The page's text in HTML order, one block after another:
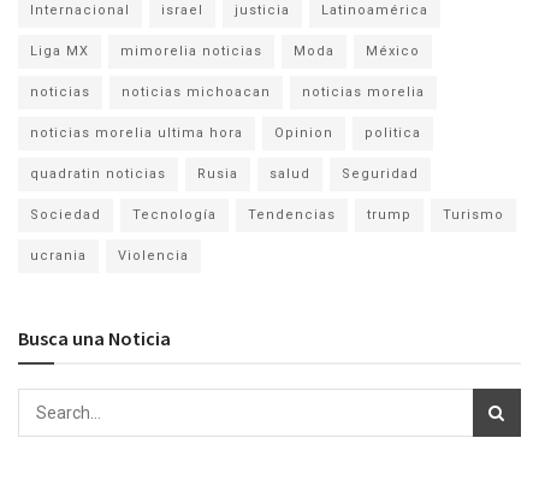
Internacional israel justicia Latinoamérica
Liga MX mimorelia noticias Moda México
noticias noticias michoacan noticias morelia
noticias morelia ultima hora Opinion politica
quadratin noticias Rusia salud Seguridad
Sociedad Tecnología Tendencias trump Turismo
ucrania Violencia
Busca una Noticia